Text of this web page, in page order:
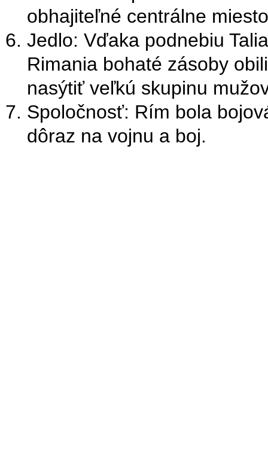
obhajiteľné centrálne
Jedlo: Vďaka podnebiu
Rimania bohaté zásoby
nasýtiť veľkú skupinu
Spoločnosť: Rím bola
dôraz na vojnu a boj.